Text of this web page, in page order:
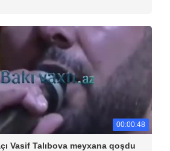
00:00:48
Vasif Talıbova meyxana qoşdu